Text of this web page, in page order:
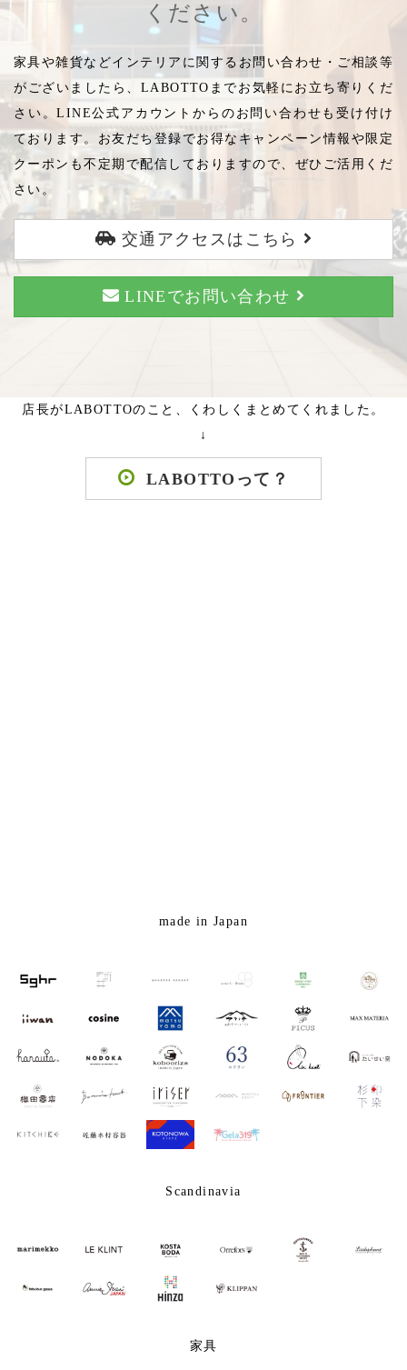
ください。
家具や雑貨などインテリアに関するお問い合わせ・ご相談等
がございましたら、LABOTTOまでお気軽にお立ち寄りくだ
さい。LINE公式アカウントからのお問い合わせも受け付け
ております。お友だち登録でお得なキャンペーン情報や限定
クーポンも不定期で配信しておりますので、ぜひご活用くだ
さい。
交通アクセスはこちら
LINEでお問い合わせ
店長がLABOTTOのこと、くわしくまとめてくれました。
↓
LABOTTOって？
made in Japan
Scandinavia
家具